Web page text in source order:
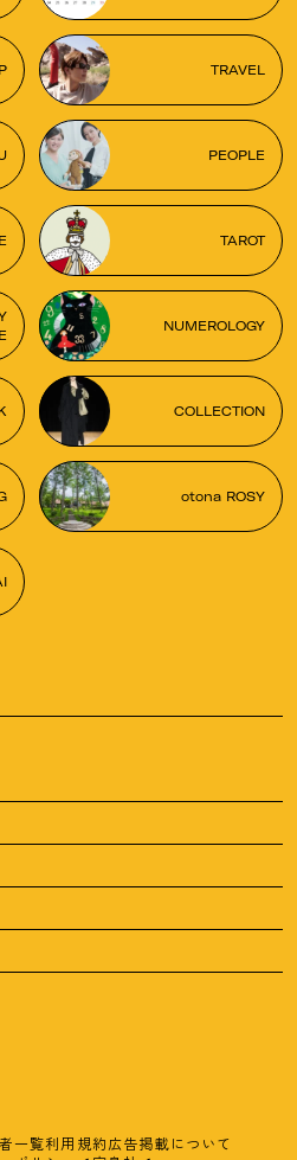
TRAVEL
PEOPLE
TAROT
NUMEROLOGY
COLLECTION
otona ROSY
一覧利用規約広告掲載について